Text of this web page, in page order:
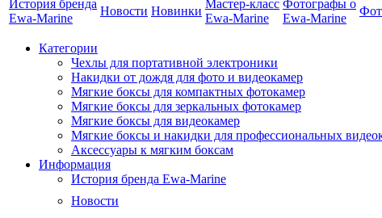
История бренда
Ewa-Marine
Новости Новинки
Мастер-класс
Ewa-Marine
Фотографы о
Ewa-Marine
Категории
Чехлы для портативной электроники
Накидки от дождя для фото и видеокамер
Мягкие боксы для компактных фотокамер
Мягкие боксы для зеркальных фотокамер
Мягкие боксы для видеокамер
Мягкие боксы и накидки для профессиональных
Аксессуары к мягким боксам
Информация
История бренда Ewa-Marine
Новости